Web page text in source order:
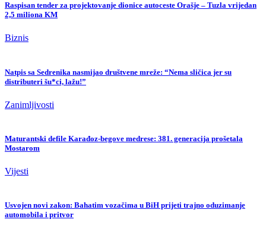
Raspisan tender za projektovanje dionice autoceste Orašje – Tuzla vrijedan
2,5 miliona KM
Biznis
Natpis sa Sedrenika nasmijao društvene mreže: “Nema sličica jer su
distributeri šu*ci, lažu!”
Zanimljivosti
Maturantski defile Karađoz-begove medrese: 381. generacija prošetala
Mostarom
Vijesti
Usvojen novi zakon: Bahatim vozačima u BiH prijeti trajno oduzimanje
automobila i pritvor